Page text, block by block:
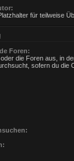
für teilweise
Foren:
die Foren aus, in
sofern du die